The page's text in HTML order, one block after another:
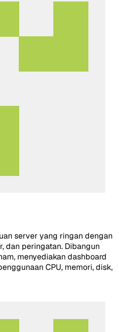
server yang ringan dengan
dan peringatan. Dibangun
menyediakan dashboard
CPU, memori, disk,